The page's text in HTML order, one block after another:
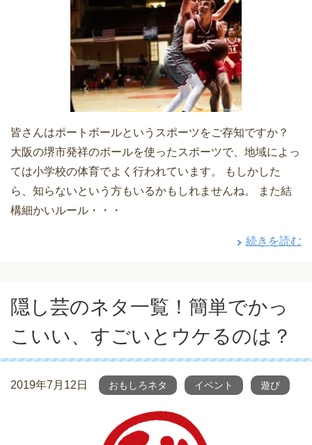
皆さんはポートボールというスポーツをご存知ですか？
大阪の堺市発祥のボールを使ったスポーツで、地域によっ
ては小学校の体育でよく行われています。 もしかした
ら、知らないという方もいるかもしれませんね。 また結
構細かいルール・・・
続きを読む
隠し芸のネタ一覧！簡単でかっ
こいい、すごいとウケるのは？
2019年7月12日 おもしろネタ イベント 遊び